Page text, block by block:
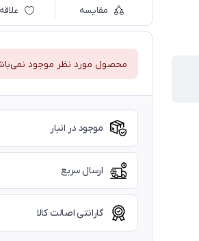
مقایسه
محصول مورد نظر موجود
موجود در انبار
ارسال سریع
گارانتی اصالت کالا